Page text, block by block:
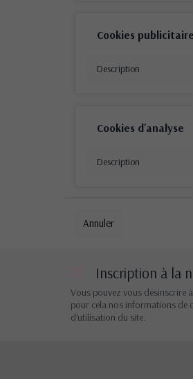
Cookies
Description
Cookies d'analyse
Description
Cookies de
Autres cookies
Annuler
Inscription à la
Vous pouvez vous désinscrire
pour cela nos informations de
d'utilisation du site.